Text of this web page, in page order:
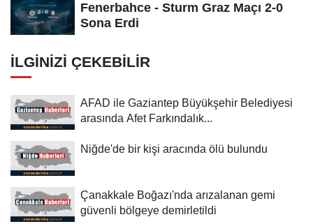
Fenerbahce - Sturm Graz Maçı 2-0
Sona Erdi
İLGINIZI ÇEKEBILIR
AFAD ile Gaziantep Büyükşehir Belediyesi
arasında Afet Farkındalık...
Niğde'de bir kişi aracında ölü bulundu
Çanakkale Boğazı'nda arızalanan gemi
güvenli bölgeye demirletildi